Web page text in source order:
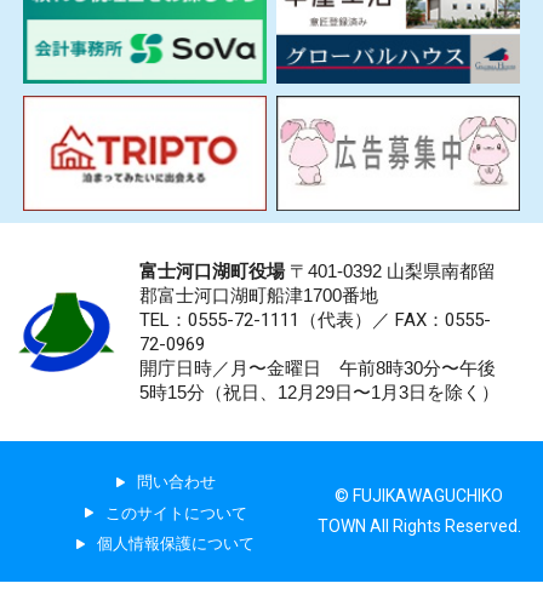
富士河口湖町役場〒401-0392 山梨県南都留
郡富士河口湖町船津1700番地
TEL：0555-72-1111 （代表）／ FAX：0555-
72-0969
開庁日時／月〜金曜日 午前8時30分〜午後
5時15分（祝日、12月29日〜1月3日を除く）
問い合わせ
このサイトについて
個人情報保護について
© FUJIKAWAGUCHIKO
TOWN All Rights Reserved.